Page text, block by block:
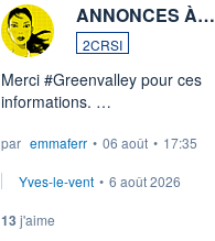
ANNONCES À…
2CRSI
Merci #Greenvalley pour ces
informations.
prend ses responsabilités et
informations. Toi, tu dénigres
bêtement, e
par emmaferr • 06 août • 17:35
Yves-le-vent • 6 août 2026
13 j'aime